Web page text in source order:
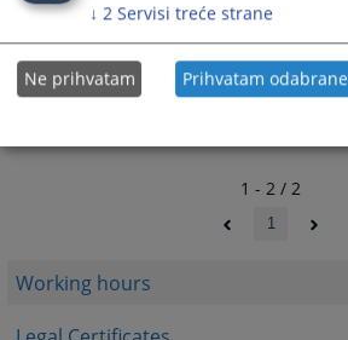
Working hours
1 - 2 / 2
1
↓ 2 Servisi treće strane
Ne prihvatam Prihvatam odabrane